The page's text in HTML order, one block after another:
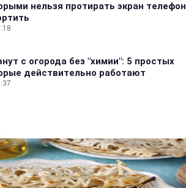
нельзя протирать экран
с огорода без "химии": 5 простых
действительно работают